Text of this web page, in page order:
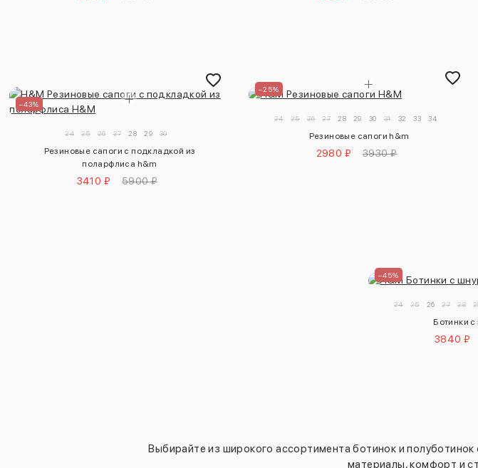
–43%
24 25 26 27 28 29 30
Резиновые сапоги с подкладкой из
поларфлиса h&m
3410 ₽ 5900 ₽
–25%
24 25 26 27 28 29 30 31 32 33 34
Резиновые сапоги h&m
2980 ₽ 3930 ₽
–45%
24 25 26 27 28
Ботинки
3840 ₽
Выбирайте из широкого ассортимента ботинок и
материалы, комфорт и